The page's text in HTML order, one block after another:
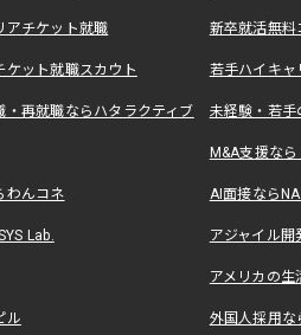
アチケット就職 新卒就活無料
ット就職スカウト 若手ハイキ
再就職ならハタラクティブ 未経験・若手
M&A支援な
わんコネ AI面接なら
Lab. アジャイル
アメリカの
ル 外国人採用